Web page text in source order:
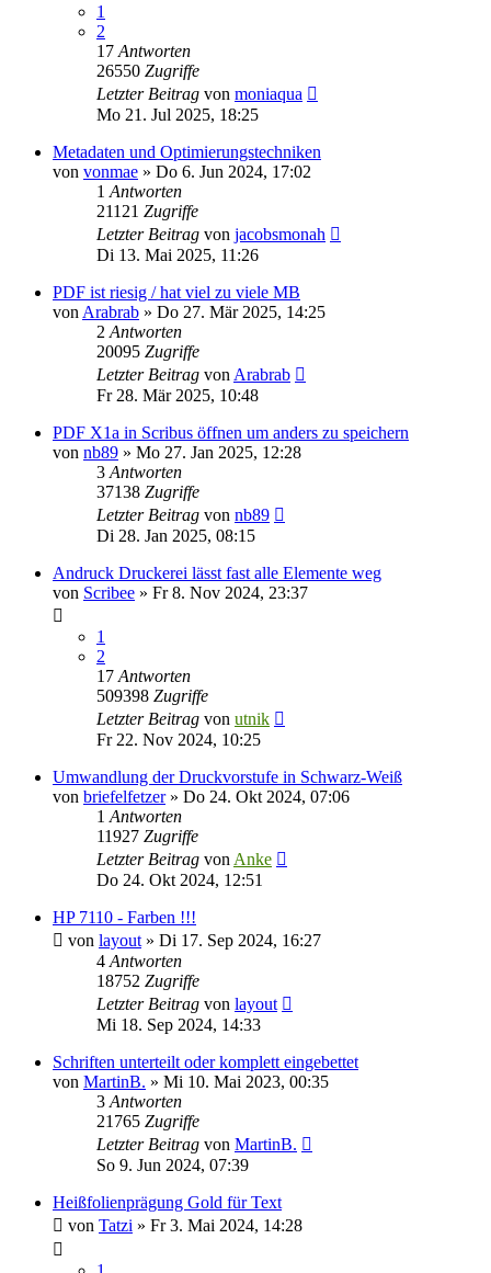
1
2
17 Antworten
26550 Zugriffe
Letzter Beitrag von moniaqua
Mo 21. Jul 2025, 18:25
Metadaten und Optimierungstechniken
von vonmae » Do 6. Jun 2024, 17:02
1 Antworten
21121 Zugriffe
Letzter Beitrag von jacobsmonah
Di 13. Mai 2025, 11:26
PDF ist riesig / hat viel zu viele MB
von Arabrab » Do 27. Mär 2025, 14:25
2 Antworten
20095 Zugriffe
Letzter Beitrag von Arabrab
Fr 28. Mär 2025, 10:48
PDF X1a in Scribus öffnen um anders zu speichern
von nb89 » Mo 27. Jan 2025, 12:28
3 Antworten
37138 Zugriffe
Letzter Beitrag von nb89
Di 28. Jan 2025, 08:15
Andruck Druckerei lässt fast alle Elemente weg
von Scribee » Fr 8. Nov 2024, 23:37
1
2
17 Antworten
509398 Zugriffe
Letzter Beitrag von utnik
Fr 22. Nov 2024, 10:25
Umwandlung der Druckvorstufe in Schwarz-Weiß
von briefelfetzer» Do 24. Okt 2024, 07:06
1 Antworten
11927 Zugriffe
Letzter Beitrag von Anke
Do 24. Okt 2024, 12:51
HP 7110 - Farben !!!
von layout » Di 17. Sep 2024, 16:27
4 Antworten
18752 Zugriffe
Letzter Beitrag von layout
Mi 18. Sep 2024, 14:33
Schriften unterteilt oder komplett eingebettet
von MartinB. » Mi 10. Mai 2023, 00:35
3 Antworten
21765 Zugriffe
Letzter Beitrag von MartinB.
So 9. Jun 2024, 07:39
Heißfolienprägung Gold für Text
von Tatzi » Fr 3. Mai 2024, 14:28